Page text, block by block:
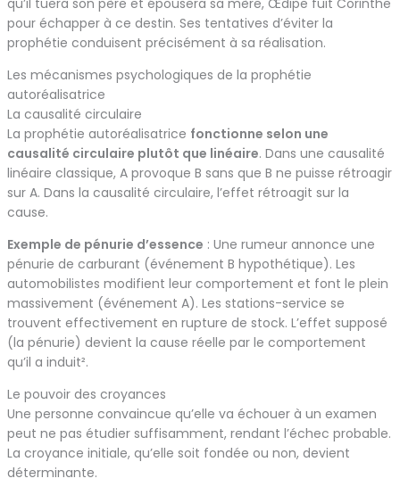
qu’il tuera son père et épousera sa mère, Œdipe fuit Corinthe
pour échapper à ce destin. Ses tentatives d’éviter la
prophétie conduisent précisément à sa réalisation.
Les mécanismes psychologiques de la prophétie
autoréalisatrice
La causalité circulaire
La prophétie autoréalisatrice fonctionne selon une
causalité circulaire plutôt que linéaire. Dans une causalité
linéaire classique, A provoque B sans que B ne puisse rétroagir
sur A. Dans la causalité circulaire, l’effet rétroagit sur la
cause.
Exemple de pénurie d’essence : Une rumeur annonce une
pénurie de carburant (événement B hypothétique). Les
automobilistes modifient leur comportement et font le plein
massivement (événement A). Les stations-service se
trouvent effectivement en rupture de stock. L’effet supposé
(la pénurie) devient la cause réelle par le comportement
qu’il a induit².
Le pouvoir des croyances
Une personne convaincue qu’elle va échouer à un examen
peut ne pas étudier suffisamment, rendant l’échec probable.
La croyance initiale, qu’elle soit fondée ou non, devient
déterminante.